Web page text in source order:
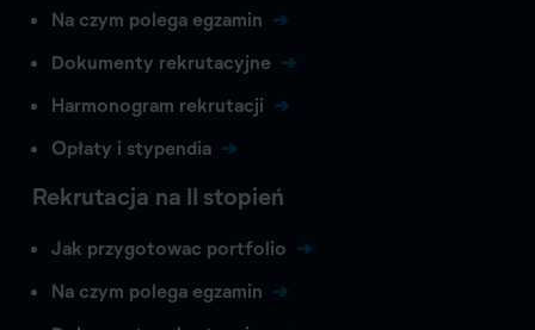
Na czym polega egzamin
Dokumenty rekrutacyjne
Harmonogram rekrutacji
Opłaty i stypendia
Rekrutacja na II stopień
Jak przygotowac portfolio
Na czym polega egzamin